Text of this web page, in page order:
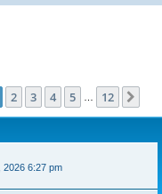
c
1sur12
2 3 4 5 12
2026 6:27 pm